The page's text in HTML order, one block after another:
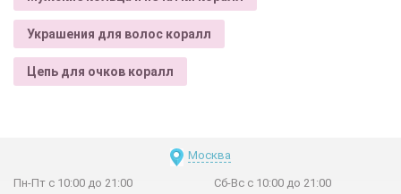
Украшения для волос коралл
Цепь для очков коралл
Москва
Пн-Пт с 10:00 до 21:00 Сб-Вс с 10:00 до 21:00